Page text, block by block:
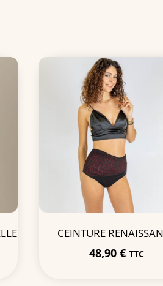
CEINTURE
48,90 € TTC